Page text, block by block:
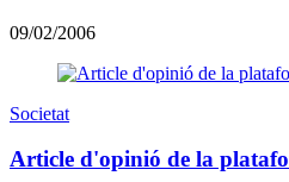
09/02/2006
Societat
Article d'opinió de la